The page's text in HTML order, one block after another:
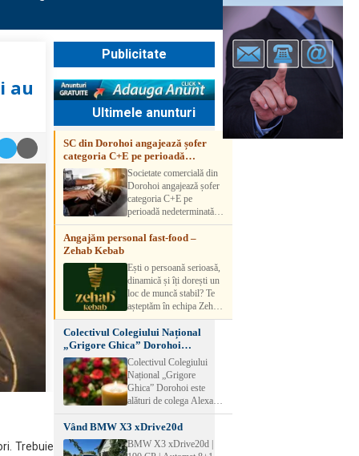
au
Trebuie
Publicitate
Ultimele anunturi
SC din Dorohoi angajează șofer
categoria C+E pe perioadă
nedeterminatăSocietate comercială din
Dorohoi angajează șofer
categoria C+E pe
perioadă nedeterminată.
Candidatul trebuie să
aibă experiență și atestat
detalii, vă rog să sunați la
numărul de telefon.
Angajăm personal fast-food –
Zehab Kebab
Ești o persoană serioasă,
dinamică și îți dorești un
loc de muncă stabil? Te
așteptăm în echipa Zehab
Kebab! Posturi
disponibile: -
SHAORMAR AJUTOR
BUCATAR 2/posturi -
LUCRATOR
COMERCIAL
VANZATOR /2 posturi
muncă Program flexibil
Salariu motivant, în
funcție de experienț
Colectivul Colegiului Național
„Grigore Ghica” Dorohoi
transmite sincere condoleanțe
Colectivul Colegiului
Național „Grigore
Ghica” Dorohoi este
alături de colega Alexa
Lăcrămioara la trecerea în
neființă a soțului și
transmite sincere
condoleanțe familiei.
Vând BMW X3 xDrive20d
BMW X3 xDrive20d |